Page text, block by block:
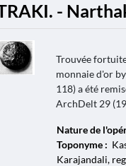
-
Trouvée
monnaie d'or
118) a été
ArchDelt 29
Nature de
Toponyme :
Karajandali,